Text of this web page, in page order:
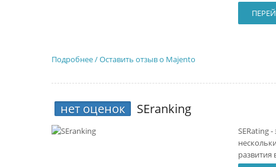
Подробнее / Оставить отзыв о Majento
нет оценок SEranking
SERating
развития